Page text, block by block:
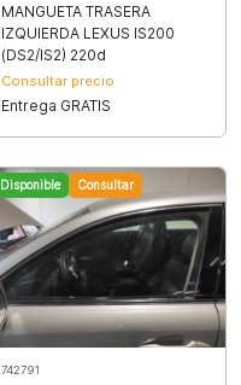
MANGUETA TRASERA
IZQUIERDA LEXUS IS200
(DS2/IS2) 220d
Consultar precio
Entrega GRATIS
Disponible Consultar
742791